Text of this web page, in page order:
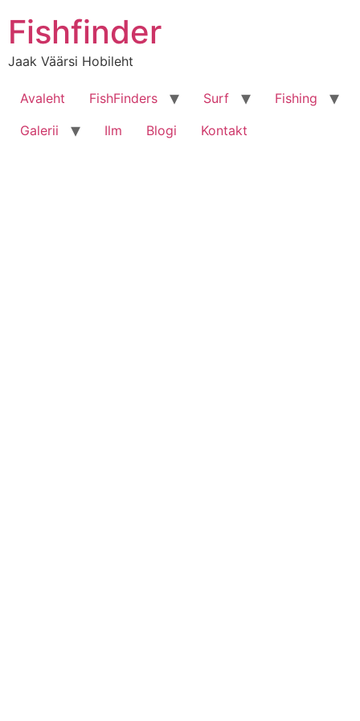
sisu
juurde
Fishfinder
Jaak Väärsi Hobileht
Avaleht FishFinders Surf
Fishing
Galerii
Ilm Blogi Kontakt